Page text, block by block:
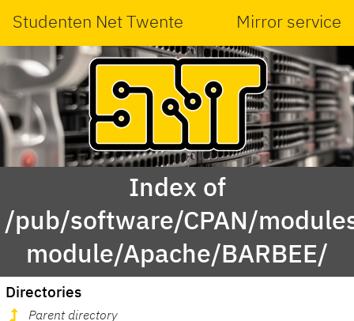
Studenten Net Twente Mirror service
Index of
/pub/software/CPAN/
module/Apache/BARBEE/
Directories
Parent directory